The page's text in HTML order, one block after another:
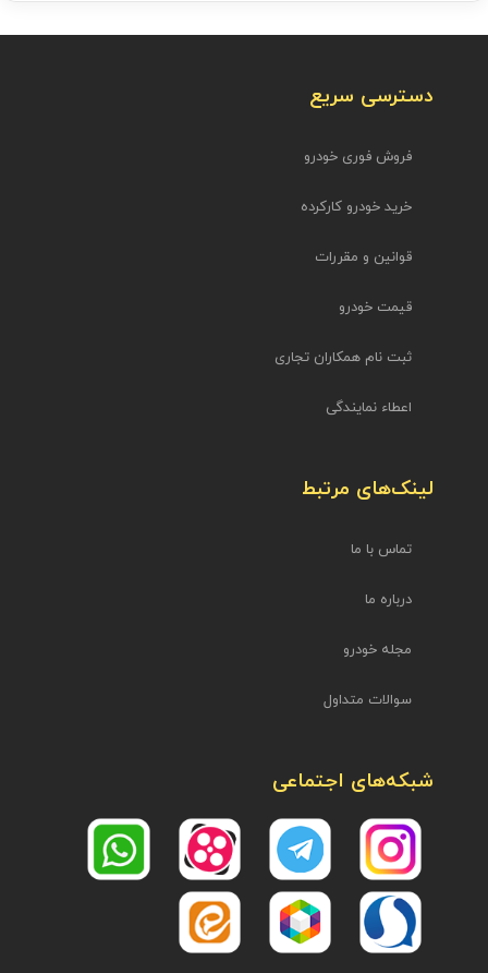
دسترسی سریع
فروش فوری خودرو
خرید خودرو کارکرده
قوانین و مقررات
قیمت خودرو
ثبت نام همکاران تجاری
اعطاء نمایندگی
لینک‌های مرتبط
تماس با ما
درباره ما
مجله خودرو
سوالات متداول
شبکه‌های اجتماعی